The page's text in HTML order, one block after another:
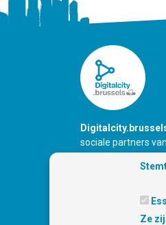
sociale partners
Ze